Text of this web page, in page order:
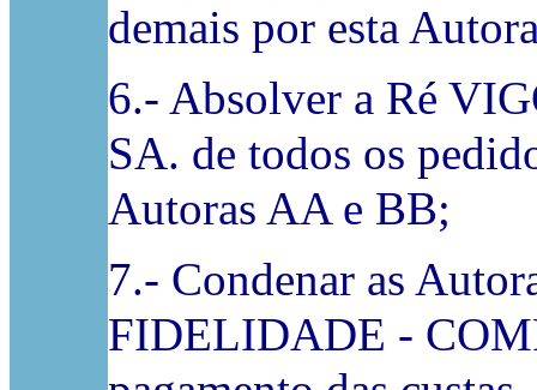
demais por esta
6.- Absolver a Ré
SA. de todos os
Autoras AA e BB;
7.- Condenar as
FIDELIDADE -